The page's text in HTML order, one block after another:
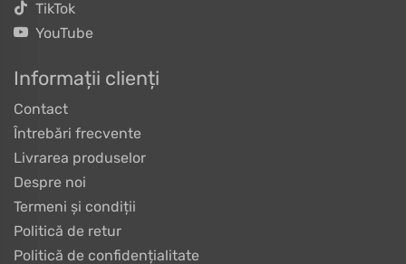
TikTok
YouTube
Informații clienți
Contact
Întrebări frecvente
Livrarea produselor
Despre noi
Termeni și condiții
Politică de retur
Politică de confidențialitate